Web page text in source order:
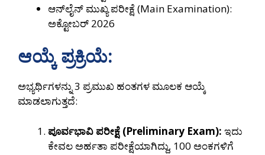
ಆನ್‌ಲೈನ್ ಮುಖ್ಯ ಪರೀಕ್ಷೆ (Main Examination):
ಅಕ್ಟೋಬರ್ 2026
ಆಯ್ಕೆ ಪ್ರಕ್ರಿಯೆ:
ಅಭ್ಯರ್ಥಿಗಳನ್ನು 3 ಪ್ರಮುಖ ಹಂತಗಳ ಮೂಲಕ ಆಯ್ಕೆ
ಮಾಡಲಾಗುತ್ತದೆ:
ಪೂರ್ವಭಾವಿ ಪರೀಕ್ಷೆ (Preliminary Exam): ಇದು
ಕೇವಲ ಅರ್ಹತಾ ಪರೀಕ್ಷೆಯಾಗಿದ್ದು, 100 ಅಂಕಗಳಿಗೆ